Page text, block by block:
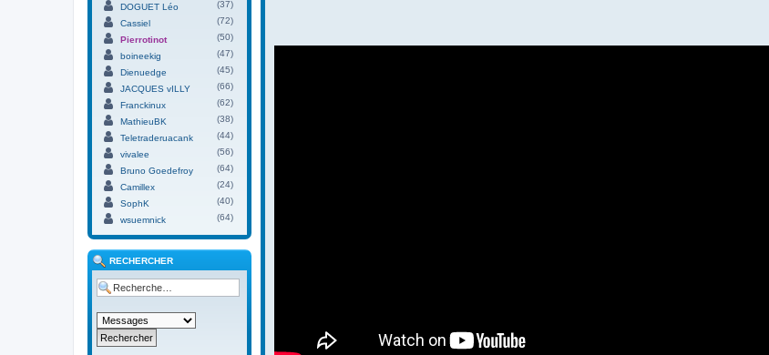
DOGUET Léo
(37)
Cassiel
(72)
Pierrotinot
(50)
boineekig
(47)
Dienuedge
(45)
JACQUES vILLY
(66)
Franckinux
(62)
MathieuBK
(38)
Teletraderuacank
(44)
vivalee
(56)
Bruno Goedefroy
(64)
Camillex
(24)
SophK
(40)
wsuemnick
(64)
RECHERCHER